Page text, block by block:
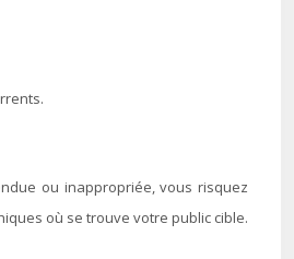
ou inappropriée, vous risquez
où se trouve votre public cible.